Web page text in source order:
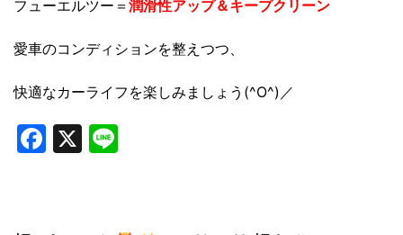
フューエルツー＝ 潤滑性アップ＆キープクリーン
愛車のコンディションを整えつつ、
快適なカーライフを楽しみましょう(^O^)／
Facebook
X